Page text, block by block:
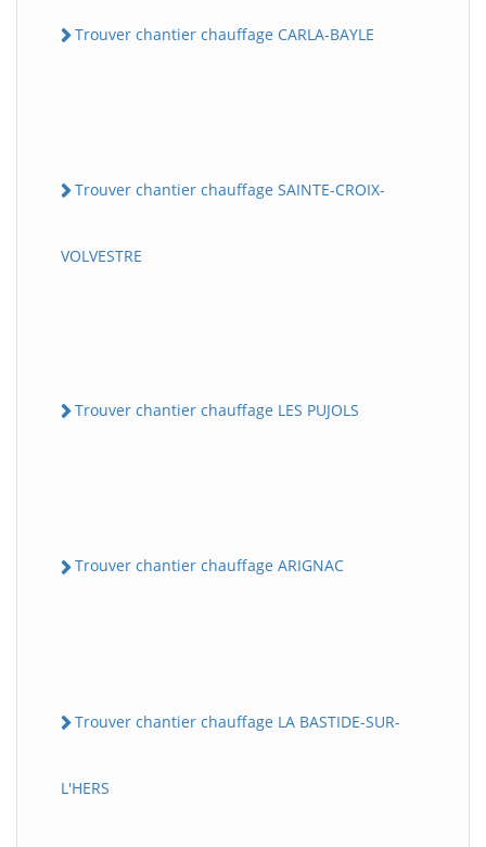
Trouver chantier chauffage CARLA-BAYLE
Trouver chantier chauffage SAINTE-CROIX-
VOLVESTRE
Trouver chantier chauffage LES PUJOLS
Trouver chantier chauffage ARIGNAC
Trouver chantier chauffage LA BASTIDE-SUR-
L'HERS